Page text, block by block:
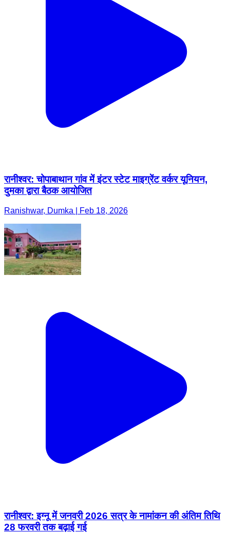
रानीश्वर: चोपाबाथान गांव में इंटर स्टेट माइग्रेंट वर्कर यूनियन,
दुमका द्वारा बैठक आयोजित
Ranishwar, Dumka | Feb 18, 2026
रानीश्वर: इग्नू में जनवरी 2026 सत्र के नामांकन की अंतिम तिथि
28 फरवरी तक बढ़ाई गई